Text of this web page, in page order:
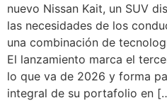
nuevo Nissan Kait, un SUV
las necesidades de los
una combinación de
El lanzamiento marca el
lo que va de 2026 y forma
integral de su portafolio en